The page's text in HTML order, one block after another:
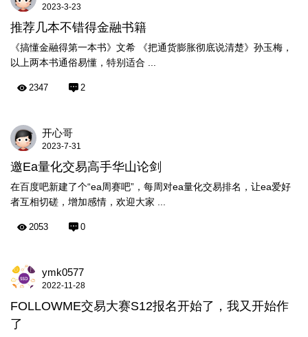
2023-3-23
推荐几本不错得金融书籍
《搞懂金融得第一本书》文希 《把通货膨胀彻底说清楚》孙玉梅，
以上两本书通俗易懂，特别适合 ...
2347 2
开心哥
2023-7-31
邀Ea量化交易高手华山论剑
在百度吧新建了个“ea周赛吧”，每周对ea量化交易排名，让ea爱好
者互相切磋，增加感情，欢迎大家 ...
2053 0
ymk0577
2022-11-28
FOLLOWME交易大赛S12报名开始了，我又开始作
了